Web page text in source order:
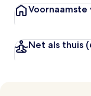
Net als thuis